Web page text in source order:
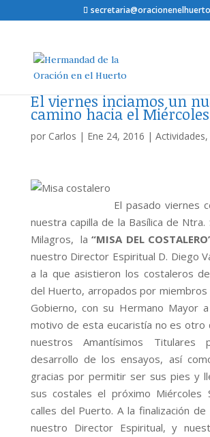
El viernes inciamos un
camino hacia el
por Carlos | Ene 24, 2016 | Actividades,
El pasado viernes
nuestra capilla de la Basílica de Ntra.
Milagros, la“MISA DEL
nuestro Director Espiritual D. Diego
a la que asistieron los costaleros
del Huerto, arropados por miembros
Gobierno, con su Hermano Mayor
motivo de esta eucaristía no es otro
nuestros Amantísimos
desarrollo de los ensayos, así
gracias por permitir ser sus pies y
sus costales el próximo Miércoles
calles del Puerto. A la finalización de
nuestro Director Espiritual, y